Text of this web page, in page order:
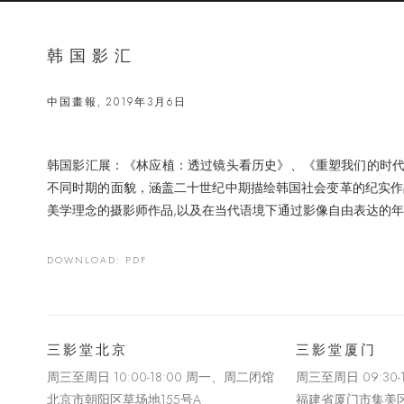
韩国影汇
中国畫報, 2019年3月6日
韩国影汇展：《林应植：透过镜头看历史》、《重塑我们的时
不同时期的面貌，涵盖二十世纪中期描绘韩国社会变革的纪实
美学理念的摄影师作品,以及在当代语境下通过影像自由表达的
DOWNLOAD: PDF
三影堂北京
周三至周日 10:00-18:00 周一、周二闭馆
北京市朝阳区草场地155号A
三影堂厦门
周三至周日 09:30-
福建省厦门市集美